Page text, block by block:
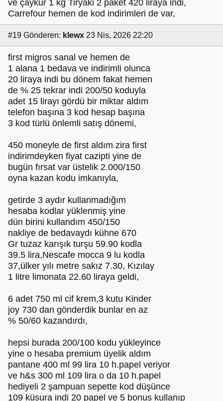
ve çaykur 1 kg Tiryaki 2 paket 420 liraya indi,
Carrefour hemen de kod indirimleri de var,
#19 Gönderen: klewx 23 Nis, 2026 22:20
first migros sanal ve hemen de
1 alana 1 bedava ve indirimli olunca
20 liraya indi bu dönem fakat hemen
de % 25 tekrar indi 200/50 koduyla
adet 15 lirayı gördü bir miktar aldım
telefon başına 3 kod hesap başına
3 kod türlü önlemli satış dönemi,
450 moneyle de first aldım zira first
indirimdeyken fiyat cazipti yine de
bugün fırsat var üstelik 2.000/150
oyna kazan kodu imkanıyla,
getirde 3 aydır kullanmadığım
hesaba kodlar yüklenmiş yine
dün birini kullandım 450/150
nakliye de bedavaydı kühne 670
Gr tuzaz karışık turşu 59.90 kodla
39.5 lira,Nescafe mocca 9 lu kodla
37,ülker yılı metre sakız 7.30, Kızılay
1 litre limonata 22.60 liraya geldi,
6 adet 750 ml cif krem,3 kutu Kinder
joy 730 dan gönderdik bunlar en az
% 50/60 kazandırdı,
hepsi burada 200/100 kodu yükleyince
yine o hesaba premium üyelik aldım
pantane 400 ml 99 lira 10 h.papel veriyor
ve h&s 300 ml 109 lira o da 10 h.papel
hediyeli 2 şampuan sepette kod düşünce
109 küsura indi 20 papel ve 5 bonus kullanıp